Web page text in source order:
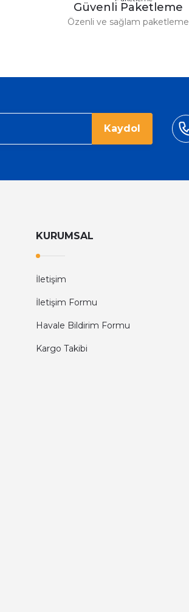
Güvenli Paketleme
Özenli ve sağlam paketleme
Kaydol
KURUMSAL
İletişim
İletişim Formu
Havale Bildirim Formu
Kargo Takibi